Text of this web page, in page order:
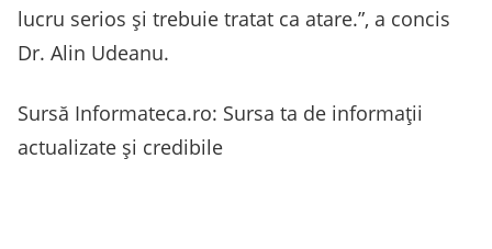
lucru serios și trebuie tratat ca atare.”, a concis
Dr. Alin Udeanu.
Sursă Informateca.ro: Sursa ta de informații
actualizate și credibile